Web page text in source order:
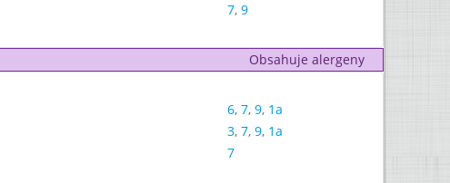
7, 9
Obsahuje alergeny
6, 7, 9, 1a
3, 7, 9, 1a
7